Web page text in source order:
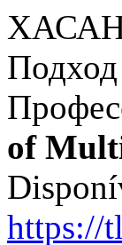
of
https://